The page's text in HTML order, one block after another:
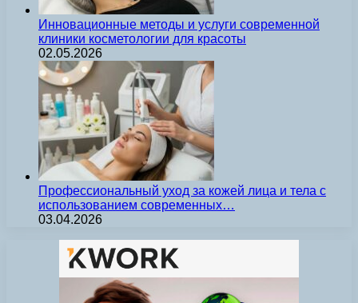
Инновационные методы и услуги современной
клиники косметологии для красоты
02.05.2026
Профессиональный уход за кожей лица и тела с
использованием современных…
03.04.2026